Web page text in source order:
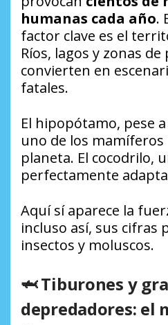
humanas cada año.
factor clave es el
Ríos, lagos y zonas de
convierten en
fatales.
El hipopótamo, pese
uno de los mamíferos
planeta. El cocodrilo,
perfectamente
Aquí sí aparece la
incluso así, sus cifras
insectos y moluscos.
🦈 Tiburones y
depredadores: el